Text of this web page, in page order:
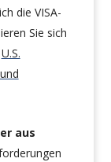
die VISA-
Sie sich
U.S.
aus